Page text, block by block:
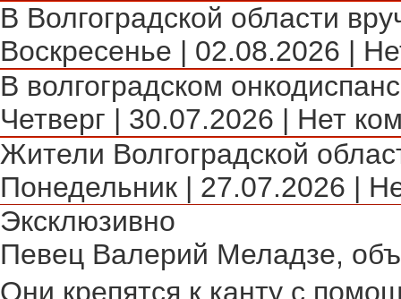
В Волгоградской области
Воскресенье | 02.08.2026 |
В волгоградском
Четверг | 30.07.2026 | Нет
Жители Волгоградской
Понедельник | 27.07.2026 |
Эксклюзивно
Певец Валерий Меладзе,
Они крепятся к канту с